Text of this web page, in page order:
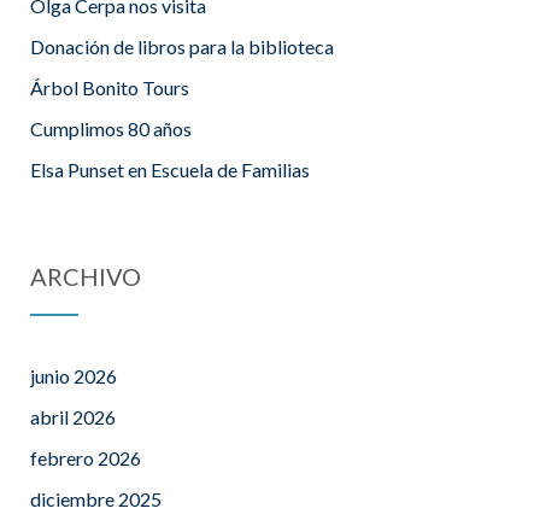
Olga Cerpa nos visita
Donación de libros para la biblioteca
Árbol Bonito Tours
Cumplimos 80 años
Elsa Punset en Escuela de Familias
ARCHIVO
junio 2026
abril 2026
febrero 2026
diciembre 2025